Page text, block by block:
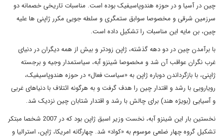
چین در آسیا و در حوزه هندوپاسیفیک بوده است. مناسبات تاریخی خصمانه دو
سرزمین شرقی و مخصوصا سوابق ستمگری و سلطه جویی مکرر ژاپنی ها علیه
چین، بن مایه این مناسبات را تشکیل داده است.
با برآمدن چین در دو دهه گذشته، ژاپن زودتر و بیش از همه دیگران در دنیای
غرب نگران عواقب آن شد و مخصوصا شینزو ٱبه، سیاستمدار وجیه و برجسته
ژاپنی، با بازگرداندن دوباره ژاپن به «سیاست فعال» در حوزه هندوپاسیفیک،
رویارویی با رشد و اقتدار چین را هدف گرفت و به هرگونه ائتلاف با دنیاهای غربی
و ٱسیایی (بویژه هند) برای چالش با رشد و اقتدار شتابان چین نزدیک شد.
نخستین بار این شینزو آبه، نخست وزیر اسبق ژاپن بود که در 2007 شخصا مبتکر
تشکیل گروه چهار ضلعی موسوم به «کواد» شد. چهارگانه امریکا، ژاپن، استرالیا و